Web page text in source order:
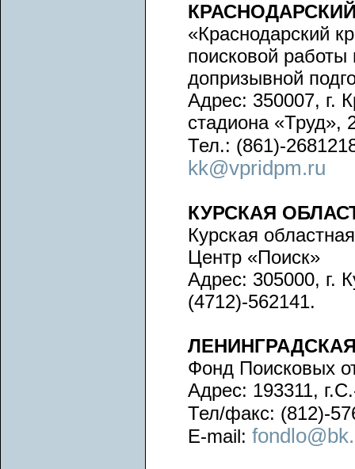
«Краснодарский
поисковой работы
допризывной
Адрес: 350007, г.
стадиона «Труд»,
Тел.: (861)-
kk@vpridpm.ru
КУРСКАЯ
Курская
Центр «Поиск»
Адрес: 305000, г.
(4712)-562141.
Фонд Поисковых
Адрес: 193311,
Тел/факс: (812)-
E-mail: